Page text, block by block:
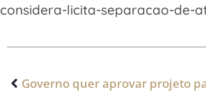
considera-licita-separacao-de-